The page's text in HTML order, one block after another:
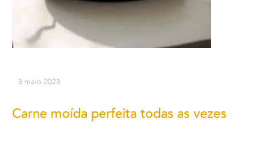
3 maio 2023
Carne moída perfeita todas as vezes